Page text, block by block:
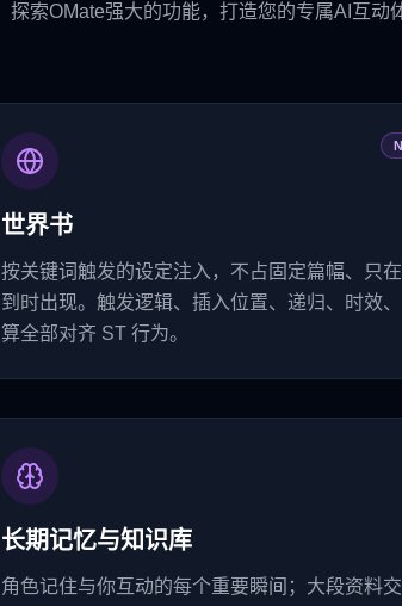
探索OMate强大的功能，打造您的专属AI互动
世界书
按关键词触发的设定注入，不占固定篇幅、只
到时出现。触发逻辑、插入位置、递归、时效
算全部对齐 ST 行为。
长期记忆与知识库
角色记住与你互动的每个重要瞬间；大段资料